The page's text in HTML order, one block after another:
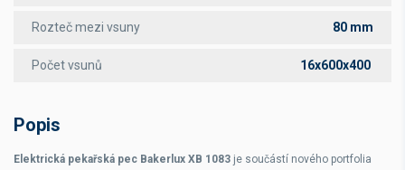
Rozteč mezi vsuny 80 mm
Počet vsunů 16x600x400
Popis
Elektrická pekařská pec Bakerlux XB 1083 je součástí nového portfolia